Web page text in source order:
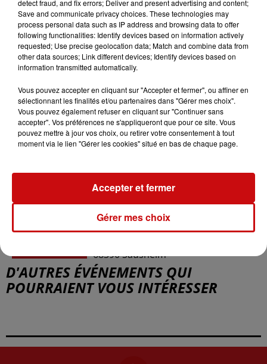
Date
du13 avril 2024 à 20h00
au13 avril 2024 à 21h30
Tarif
Payant
29€
Fatals Picards
68390Sausheim
D'AUTRES ÉVÉNEMENTS QUI
POURRAIENT VOUS INTÉRESSER
detect fraud, and fix errors; Deliver and present advertising and content;
Save and communicate privacy choices. These technologies may
process personal data such as IP address and browsing data to offer
following functionalities: Identify devices based on information actively
requested; Use precise geolocation data; Match and combine data from
other data sources; Link different devices; Identify devices based on
information transmitted automatically.
Vous pouvez accepter en cliquant sur "Accepter et fermer", ou affiner en
sélectionnant les finalités et/ou partenaires dans "Gérer mes choix".
Vous pouvez également refuser en cliquant sur "Continuer sans
accepter". Vos préférences ne s'appliqueront que pour ce site. Vous
pouvez mettre à jour vos choix, ou retirer votre consentement à tout
moment via le lien "Gérer les cookies" situé en bas de chaque page.
Gérer mes choix
Accepter et fermer